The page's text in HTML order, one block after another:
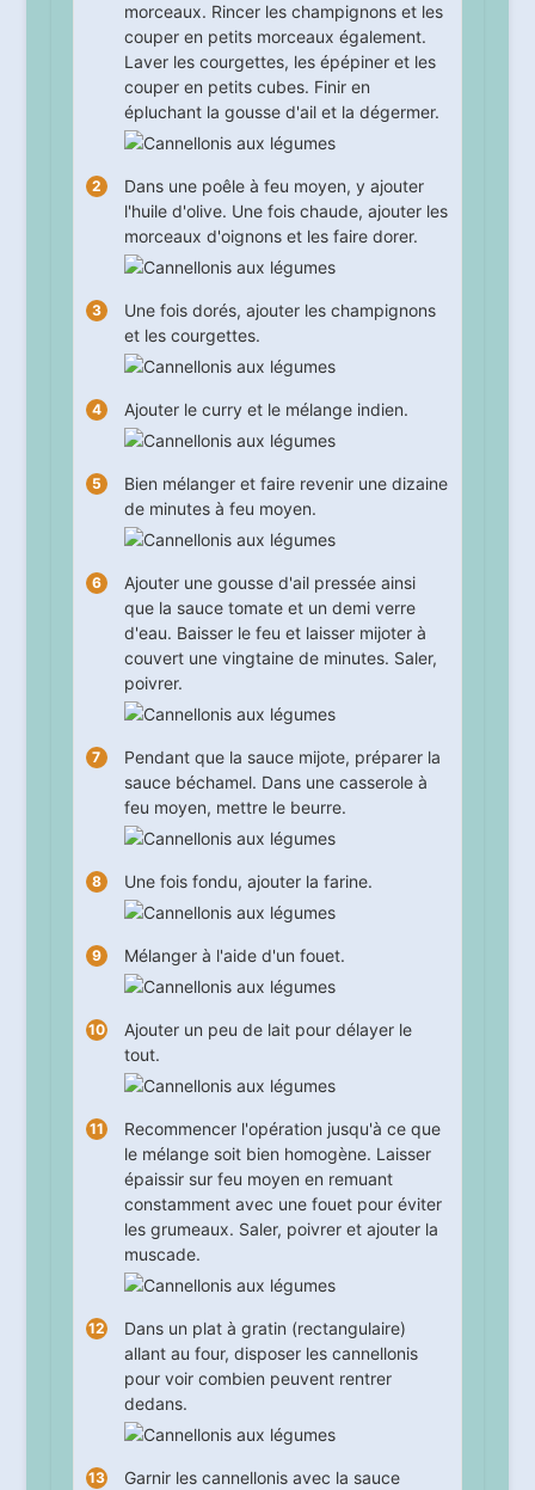
morceaux. Rincer les champignons et les
couper en petits morceaux également.
Laver les courgettes, les épépiner et les
couper en petits cubes. Finir en
épluchant la gousse d'ail et la dégermer.
Dans une poêle à feu moyen, y ajouter
l'huile d'olive. Une fois chaude, ajouter les
morceaux d'oignons et les faire dorer.
Une fois dorés, ajouter les champignons
et les courgettes.
Ajouter le curry et le mélange indien.
Bien mélanger et faire revenir une dizaine
de minutes à feu moyen.
Ajouter une gousse d'ail pressée ainsi
que la sauce tomate et un demi verre
d'eau. Baisser le feu et laisser mijoter à
couvert une vingtainede minutes. Saler,
poivrer.
Pendant que la sauce mijote, préparer la
sauce béchamel. Dans une casserole à
feu moyen, mettre le beurre.
Une fois fondu, ajouter la farine.
Mélanger à l'aide d'un fouet.
Ajouter un peu de lait pour délayer le
tout.
Recommencer l'opération jusqu'à ce que
le mélange soit bien homogène. Laisser
épaissir sur feu moyen en remuant
constamment avec une fouet pour éviter
les grumeaux. Saler, poivrer et ajouter la
muscade.
Dans un plat à gratin (rectangulaire)
allant au four, disposer les cannellonis
pour voir combien peuvent rentrer
dedans.
Garnir les cannellonis avec la sauce